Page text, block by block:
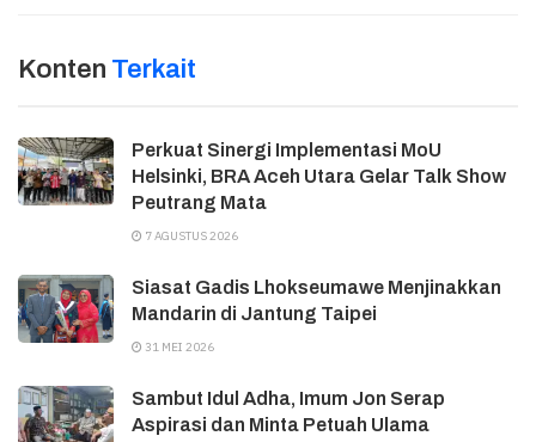
Konten Terkait
Perkuat Sinergi Implementasi MoU
Helsinki, BRA Aceh Utara Gelar Talk Show
Peutrang Mata
7 AGUSTUS 2026
Siasat Gadis Lhokseumawe Menjinakkan
Mandarin di Jantung Taipei
31 MEI 2026
Sambut Idul Adha, Imum Jon Serap
Aspirasi dan Minta Petuah Ulama